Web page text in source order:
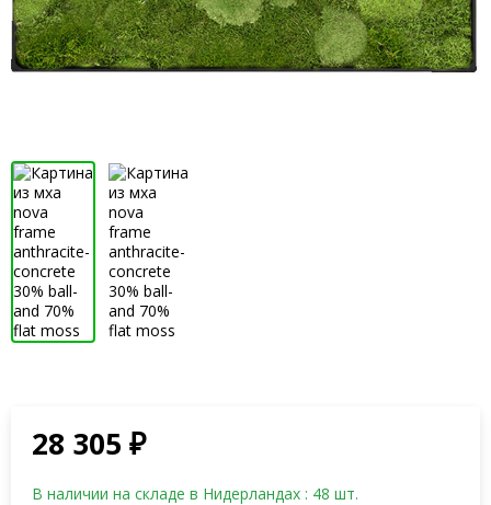
28 305₽
В наличии на складе в Нидерландах : 48 шт.